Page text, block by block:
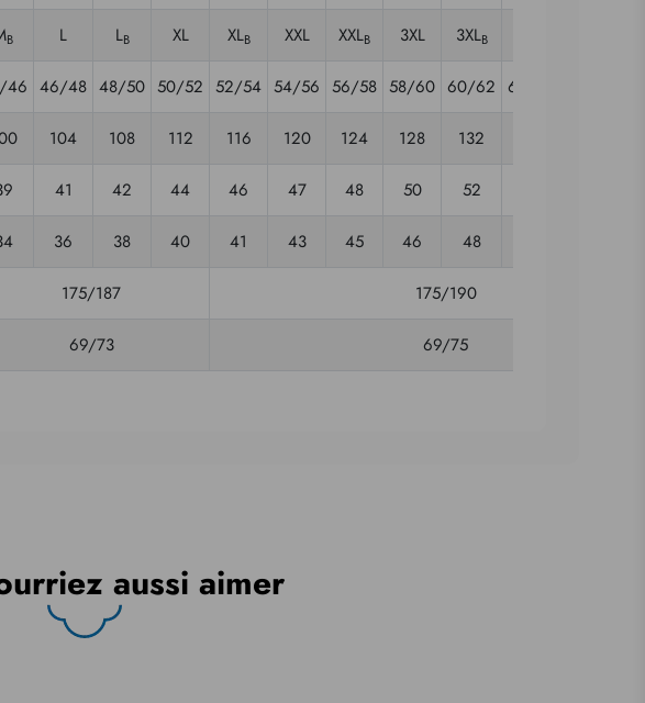
B L LB XL XLB XXL XXLB 3XL 3XLB
46 46/48 48/50 50/52 52/54 54/56 56/58 58/60 60/62 62/64
104 108 112 116 120 124 128 132
41 42 44 46 47 48 50 52
36 38 40 41 43 45 46 48
175/187 175/190
69/73 69/75
aussi aimer